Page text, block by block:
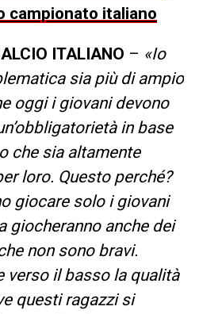
campionato italiano
ITALIANO – «Io
sia più di ampio
oggi i giovani devono
in base
che sia altamente
loro. Questo perché?
giocare solo i giovani
giocheranno anche dei
non sono bravi.
verso il basso la qualità
questi ragazzi si